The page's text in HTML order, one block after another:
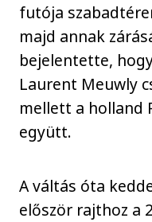
futója
majd annak
bejelentette,
Laurent Meuwly
mellett a holland
együtt.
A váltás óta
először rajthoz a